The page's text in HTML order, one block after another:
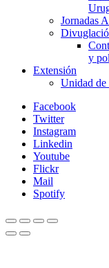
Jornadas
y
Extensión
Unidad
Facebook
Twitter
Instagram
Linkedin
Youtube
Flickr
Mail
Spotify